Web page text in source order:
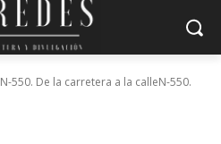
N-550. De la carretera a la calleN-550.